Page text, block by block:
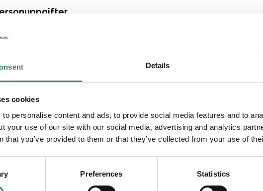
Details
cookies
to personalise content and ads, to provide social media features and to
your use of our site with our social media, advertising and analytics
that you’ve provided to them or that they’ve collected from your use of
Preferences Statistics
(YYYYMMDDXXXX)
Efternamn
arbetsområde
anställningsform